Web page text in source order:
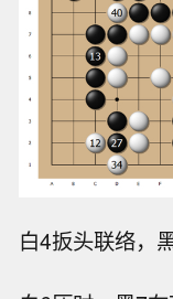
白4扳头联络，